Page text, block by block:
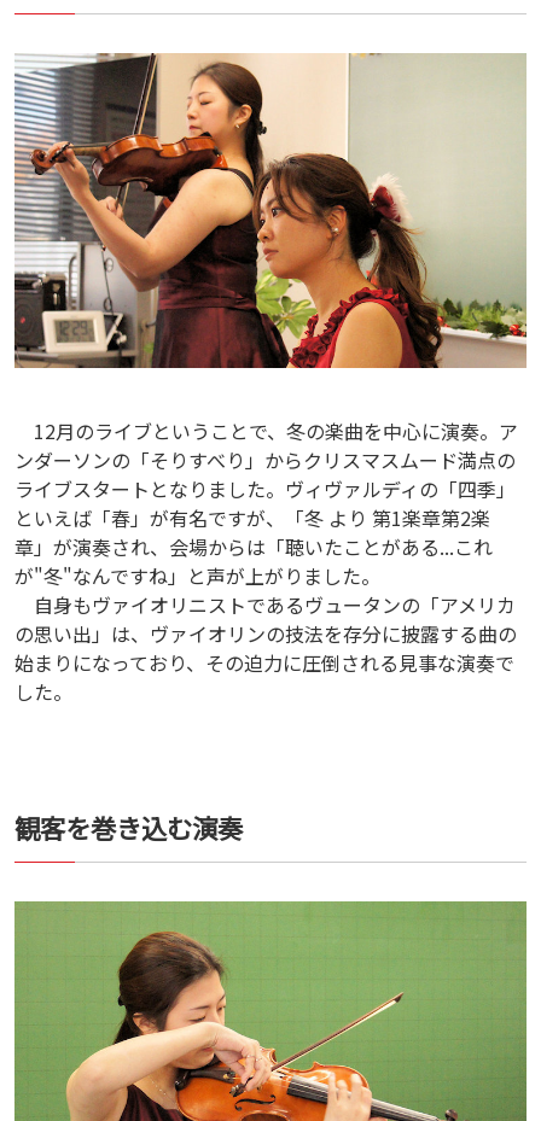
12月のライブということで、冬の楽曲を中心に演奏。ア
ンダーソンの「そりすべり」からクリスマスムード満点の
ライブスタートとなりました。ヴィヴァルディの「四季」
といえば「春」が有名ですが、「冬 より 第1楽章第2楽
章」が演奏され、会場からは「聴いたことがある...これ
が"冬"なんですね」と声が上がりました。
自身もヴァイオリニストであるヴュータンの「アメリカ
の思い出」は、ヴァイオリンの技法を存分に披露する曲の
始まりになっており、その迫力に圧倒される見事な演奏で
した。
観客を巻き込む演奏